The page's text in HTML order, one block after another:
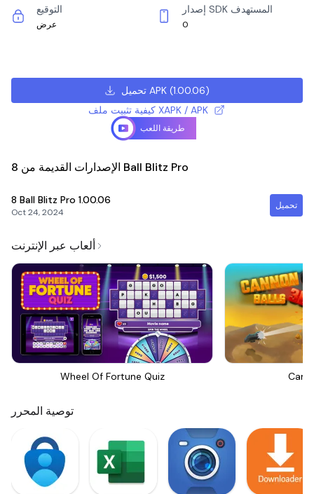
التوقيع
عرض
إصدار SDK المستهدف
0
تحميل APK(1.00.06)
كيفية تثبيت ملف XAPK / APK
طريقة اللعب
الإصدارات القديمة من 8 Ball Blitz Pro
8 Ball Blitz Pro 1.00.06
Oct 24, 2024
تحميل
ألعاب عبر الإنترنت
Wheel Of Fortune Quiz
توصية المحرر